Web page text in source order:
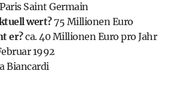
Paris Saint Germain
wert?75 Millionen Euro
er?ca. 40 Millionen Euro pro Jahr
1992
Biancardi